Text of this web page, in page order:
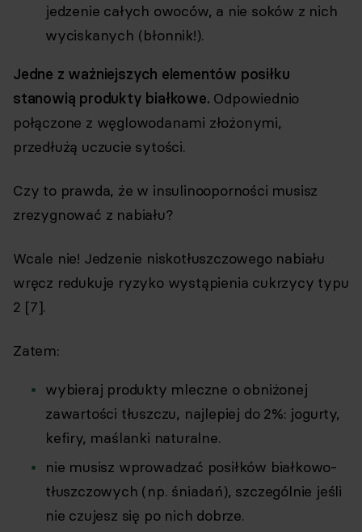
jedzenie całych owoców, a nie soków z nich
wyciskanych (błonnik!).
Jedne z ważniejszych elementów posiłku
stanowią produkty białkowe. Odpowiednio
połączone z węglowodanami złożonymi,
przedłużą uczucie sytości.
Czy to prawda, że w insulinooporności musisz
zrezygnować z nabiału?
Wcale nie! Jedzenie niskotłuszczowego nabiału
wręcz redukuje ryzyko wystąpienia cukrzycy typu
2 [7].
Zatem:
wybieraj produkty mleczne o obniżonej
zawartości tłuszczu, najlepiej do 2%: jogurty,
kefiry, maślanki naturalne.
nie musisz wprowadzać posiłków białkowo-
tłuszczowych (np. śniadań), szczególnie jeśli
nie czujesz się po nich dobrze.